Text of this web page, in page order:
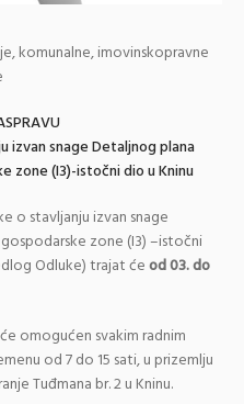
komunalne, imovinskopravne
izvan snage Detaljnog plana
zone (I3)-istočni dio u Kninu
o stavljanju izvan snage
zone (I3) –istočni
Odluke) trajat ćeod 03. do
omogućen svakim radnim
od 7 do 15 sati, u prizemlju
Tuđmana br. 2 u Kninu.